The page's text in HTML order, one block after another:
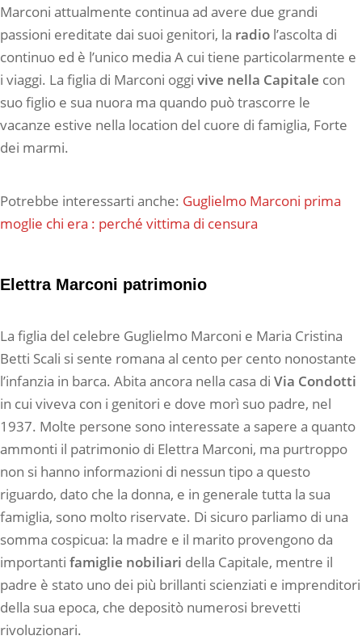
Marconi attualmente continua ad avere due grandi
passioni ereditate dai suoi genitori, la radio l’ascolta di
continuo ed è l’unico media A cui tiene particolarmente e
i viaggi. La figlia di Marconi oggi vive nella Capitale con
suo figlio e sua nuora ma quando può trascorre le
vacanze estive nella location del cuore di famiglia, Forte
dei marmi.
Potrebbe interessarti anche: Guglielmo Marconi prima
moglie chi era : perché vittima di censura
Elettra Marconi patrimonio
La figlia del celebre Guglielmo Marconi e Maria Cristina
Betti Scali si sente romana al cento per cento nonostante
l’infanzia in barca. Abita ancora nella casa di Via Condotti
in cui viveva con i genitori e dove morì suo padre, nel
1937. Molte persone sono interessate a sapere a quanto
ammonti il patrimonio di Elettra Marconi, ma purtroppo
non si hanno informazioni di nessun tipo a questo
riguardo, dato che la donna, e in generale tutta la sua
famiglia, sono molto riservate. Di sicuro parliamo di una
somma cospicua: la madre e il marito provengono da
importanti famiglie nobiliari della Capitale, mentre il
padre è stato uno dei più brillanti scienziati e imprenditori
della sua epoca, che depositò numerosi brevetti
rivoluzionari.